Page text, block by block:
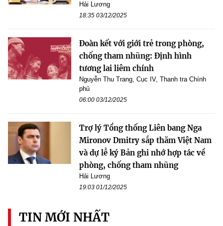
Hải Lương
18:35 03/12/2025
Đoàn kết với giới trẻ trong phòng,
chống tham nhũng: Định hình
tương lai liêm chính
Nguyễn Thu Trang, Cục IV, Thanh tra Chính
phủ
06:00 03/12/2025
Trợ lý Tổng thống Liên bang Nga
Mironov Dmitry sắp thăm Việt Nam
và dự lễ ký Bản ghi nhớ hợp tác về
phòng, chống tham nhũng
Hải Lương
19:03 01/12/2025
TIN MỚI NHẤT